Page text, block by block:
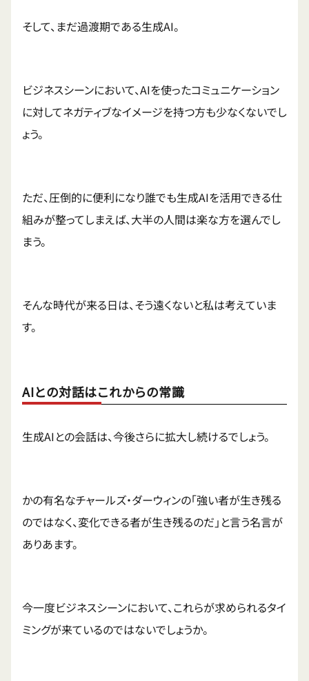
そして、まだ過渡期である生成AI。
ビジネスシーンにおいて、AIを使ったコミュニケーション
に対してネガティブなイメージを持つ方も少なくないでし
ょう。
ただ、圧倒的に便利になり誰でも生成AIを活用できる仕
組みが整ってしまえば、大半の人間は楽な方を選んでし
まう。
そんな時代が来る日は、そう遠くないと私は考えていま
す。
AIとの対話はこれからの常識
生成AIとの会話は、今後さらに拡大し続けるでしょう。
かの有名なチャールズ・ダーウィンの「強い者が生き残る
のではなく、変化できる者が生き残るのだ」と言う名言が
ありあます。
今一度ビジネスシーンにおいて、これらが求められるタイ
ミングが来ているのではないでしょうか。